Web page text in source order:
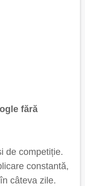
fără
de competiție.
constantă,
câteva zile.